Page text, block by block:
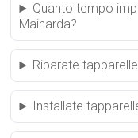
Quanto tempo
Mainarda?
Riparate
Installate